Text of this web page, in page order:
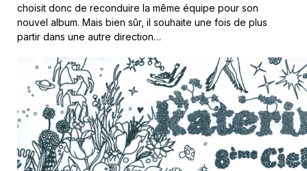
choisit donc de reconduire la même équipe pour son
nouvel album. Mais bien sûr, il souhaite une fois de plus
partir dans une autre direction…